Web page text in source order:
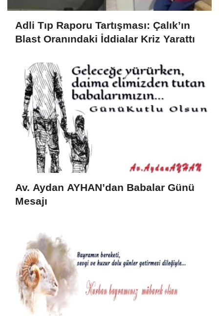
Adli Tıp Raporu Tartışması: Çalık’ın
Blast Oranındaki İddialar Kriz Yarattı
Av. Aydan AYHAN’dan Babalar Günü
Mesajı